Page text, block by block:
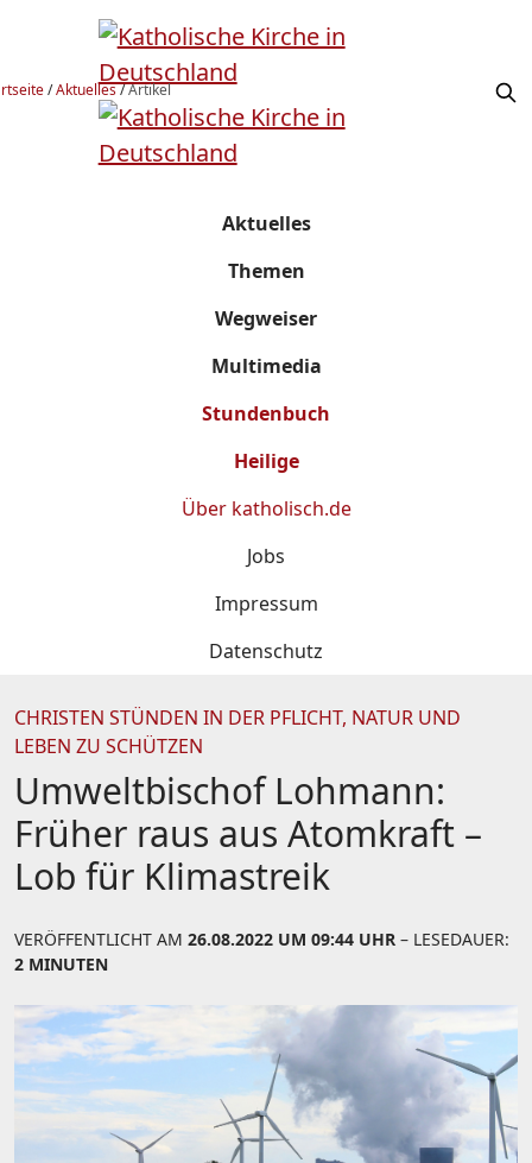
/Aktuelles/Artikel
Aktuelles
Themen
Wegweiser
Multimedia
Stundenbuch
Heilige
Über katholisch.de
Jobs
Impressum
Datenschutz
CHRISTEN STÜNDEN IN DER PFLICHT, NATUR UND
LEBEN ZU SCHÜTZEN
Umweltbischof Lohmann:
Früher raus aus Atomkraft –
Lob für Klimastreik
VERÖFFENTLICHT AM 26.08.2022 UM 09:44 UHR – LESEDAUER:
2 MINUTEN